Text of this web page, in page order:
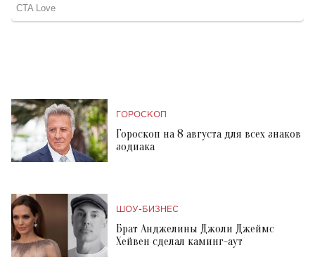
ГОРОСКОП
Гороскоп на 8 августа для всех знаков
зодиака
ШОУ-БИЗНЕС
Брат Анджелины Джоли Джеймс
Хейвен сделал каминг-аут